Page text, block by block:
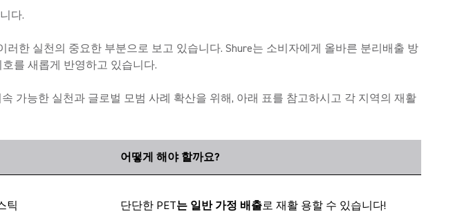
다.
한 실천의 중요한 부분으로 보고 있습니다. Shure는 소비자에게 올바른 분리배출 방
를 새롭게 반영하고 있습니다.
가능한 실천과 글로벌 모범 사례 확산을 위해, 아래 표를 참고하시고 각 지역의 재활
어떻게 해야 할까요?
틱 단단한 PET는 일반 가정 배출로 재활 용할 수 있습니다!